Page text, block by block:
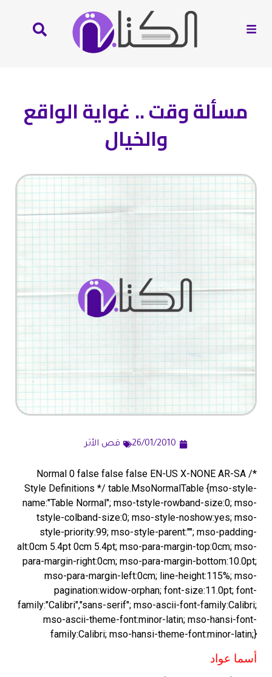
مسألة وقت .. غواية الواقع
والخيال
26/01/2010 قص الأثر
Normal 0 false false false EN-US X-NONE AR-SA /*
Style Definitions */ table.MsoNormalTable {mso-style-
name:"Table Normal"; mso-tstyle-rowband-size:0; mso-
tstyle-colband-size:0; mso-style-noshow:yes; mso-
style-priority:99; mso-style-parent:""; mso-padding-
alt:0cm 5.4pt 0cm 5.4pt; mso-para-margin-top:0cm; mso-
para-margin-right:0cm; mso-para-margin-bottom:10.0pt;
mso-para-margin-left:0cm; line-height:115%; mso-
pagination:widow-orphan; font-size:11.0pt; font-
family:"Calibri","sans-serif"; mso-ascii-font-family:Calibri;
mso-ascii-theme-font:minor-latin; mso-hansi-font-
family:Calibri; mso-hansi-theme-font:minor-latin;}
أسما عواد